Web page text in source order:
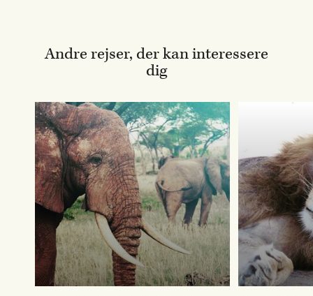
Andre rejser, der kan interessere
dig